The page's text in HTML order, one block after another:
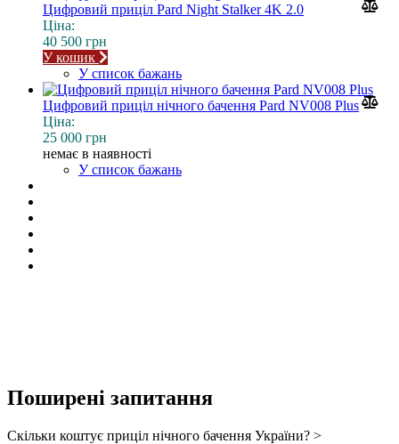
Цифровий приціл Pard Night Stalker 4K 2.0
Ціна:
40 500 грн
У кошик
У список бажань
Цифровий приціл нічного бачення Pard NV008 Plus
Ціна:
25 000 грн
немає в наявності
У список бажань
Поширені запитання
Скільки коштує приціл нічного бачення України? >